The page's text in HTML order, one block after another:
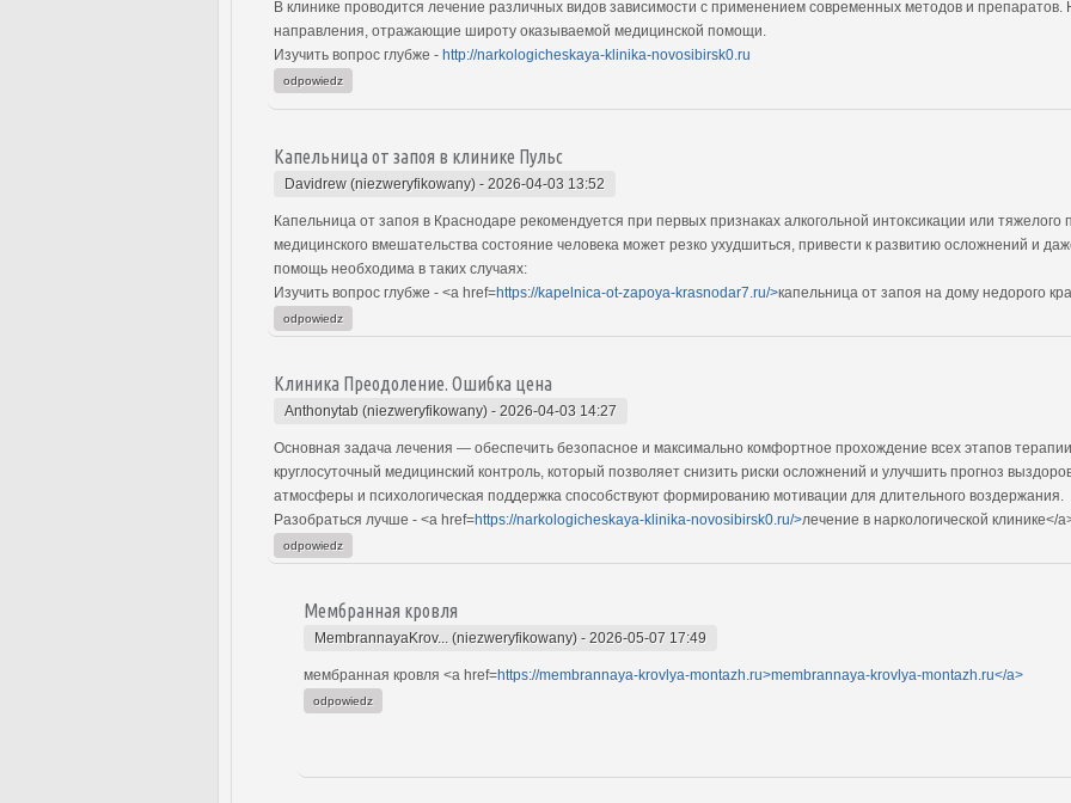
В клинике проводится лечение различных видов зависимости с применением современных методов и
направления, отражающие широту оказываемой медицинской помощи.
Изучить вопрос глубже - http://narkologicheskaya-klinika-novosibirsk0.ru
odpowiedz
Капельница от запоя в клинике Пульс
Davidrew (niezweryfikowany) - 2026-04-03 13:52
Капельница от запоя в Краснодаре рекомендуется при первых признаках алкогольной интоксикации или тяжелого
медицинского вмешательства состояние человека может резко ухудшиться, привести к развитию осложнений и
помощь необходима в таких случаях:
Изучить вопрос глубже - <a href=https://kapelnica-ot-zapoya-krasnodar7.ru/>капельница от запоя на дому недорого
odpowiedz
Клиника Преодоление. Ошибка цена
Anthonytab (niezweryfikowany) - 2026-04-03 14:27
Основная задача лечения — обеспечить безопасное и максимально комфортное прохождение всех этапов
круглосуточный медицинский контроль, который позволяет снизить риски осложнений и улучшить прогноз
атмосферы и психологическая поддержка способствуют формированию мотивации для длительного воздержания.
Разобраться лучше - <a href=https://narkologicheskaya-klinika-novosibirsk0.ru/>лечение в наркологической клинике</
odpowiedz
Мембранная кровля
MembrannayaKrov... (niezweryfikowany) - 2026-05-07 17:49
мембранная кровля <a href=https://membrannaya-krovlya-montazh.ru>membrannaya-krovlya-montazh.ru</a>
odpowiedz